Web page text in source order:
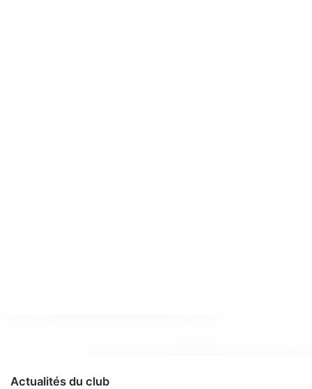
Actualités du club